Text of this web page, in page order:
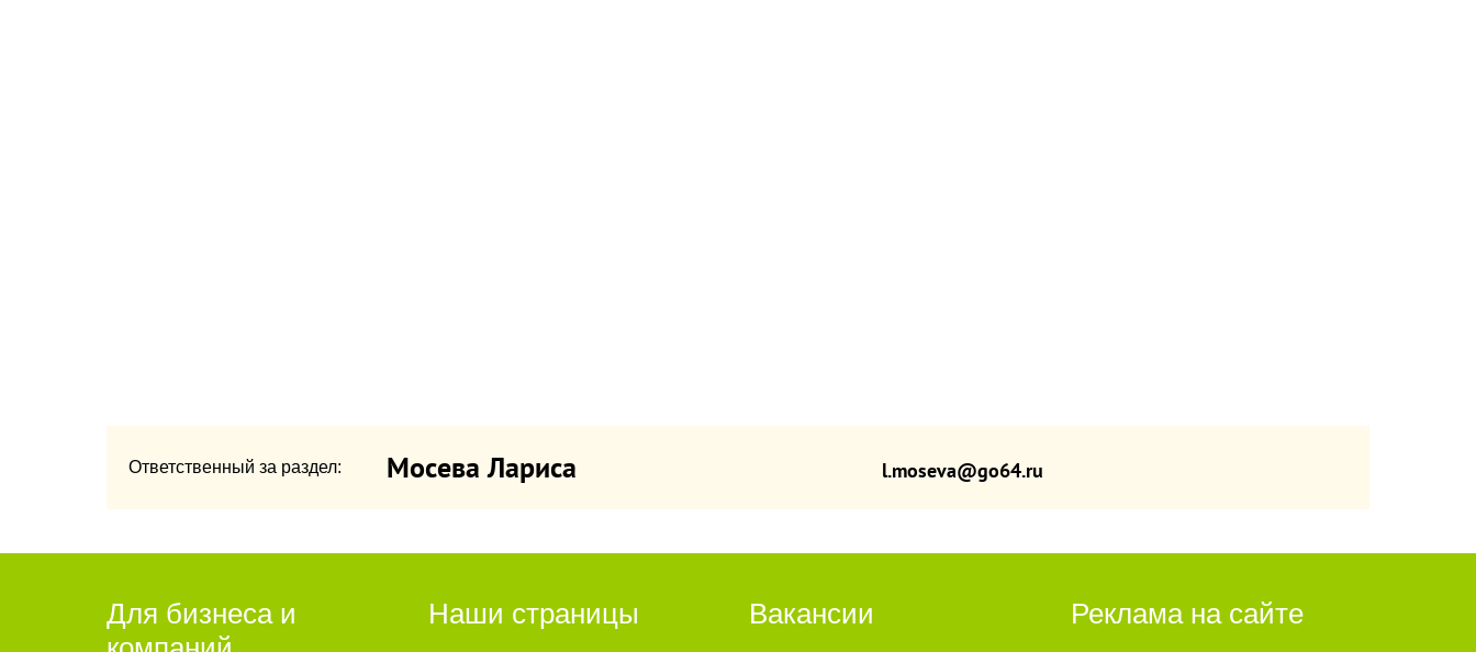
Ответственный за раздел: Мосева Лариса l.moseva@go64.ru
Для бизнеса и
Наши страницы Вакансии Реклама на сайте